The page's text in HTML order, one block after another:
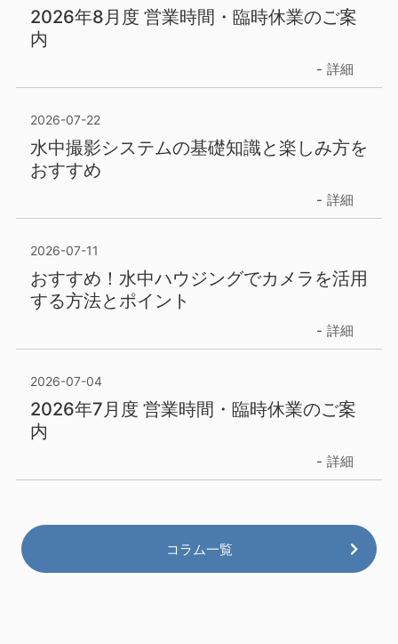
2026年8月度 営業時間・臨時休業のご案
内
詳細
2026-07-22
水中撮影システムの基礎知識と楽しみ方を
おすすめ
詳細
2026-07-11
おすすめ！水中ハウジングでカメラを活用
する方法とポイント
詳細
2026-07-04
2026年7月度 営業時間・臨時休業のご案
内
詳細
コラム一覧